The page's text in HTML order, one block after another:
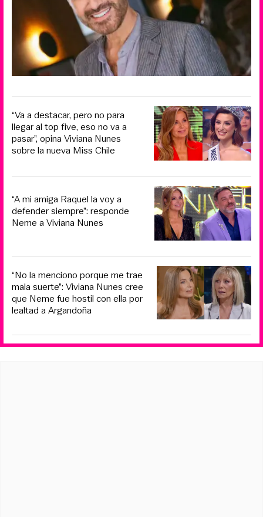
“Va a destacar, pero no para
llegar al top five, eso no va a
pasar”, opina Viviana Nunes
sobre la nueva Miss Chile
“A mi amiga Raquel la voy a
defender siempre”: responde
Neme a Viviana Nunes
“No la menciono porque me trae
mala suerte”: Viviana Nunes cree
que Neme fue hostil con ella por
lealtad a Argandoña